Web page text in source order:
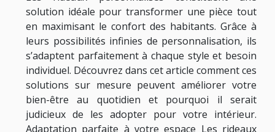
solution idéale pour transformer une pièce tout
en maximisant le confort des habitants. Grâce à
leurs possibilités infinies de personnalisation, ils
s’adaptent parfaitement à chaque style et besoin
individuel. Découvrez dans cet article comment ces
solutions sur mesure peuvent améliorer votre
bien-être au quotidien et pourquoi il serait
judicieux de les adopter pour votre intérieur.
Adaptation parfaite à votre espace Les rideaux